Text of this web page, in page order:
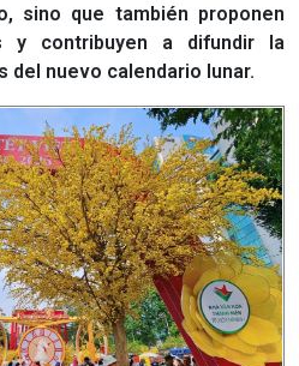
sino que también proponen
y contribuyen a difundir la
del nuevo calendario lunar.